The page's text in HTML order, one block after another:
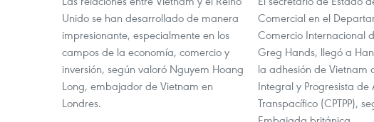
Unido se han desarrollado de manera
impresionante, especialmente en los
campos de la economía, comercio y
inversión, según valoró Nguyem Hoang
Long, embajador de Vietnam en
Londres.
Comercial en el
Comercio Internacional
Greg Hands, llegó a
la adhesión de Vietnam
Integral y Progresista de
Transpacífico (CPTPP),